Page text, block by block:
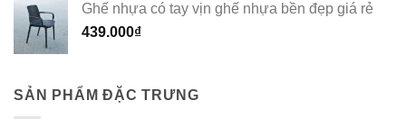
Ghế nhựa có tay vịn ghế nhựa bền đẹp giá rẻ
439.000₫
SẢN PHẨM ĐẶC TRƯNG